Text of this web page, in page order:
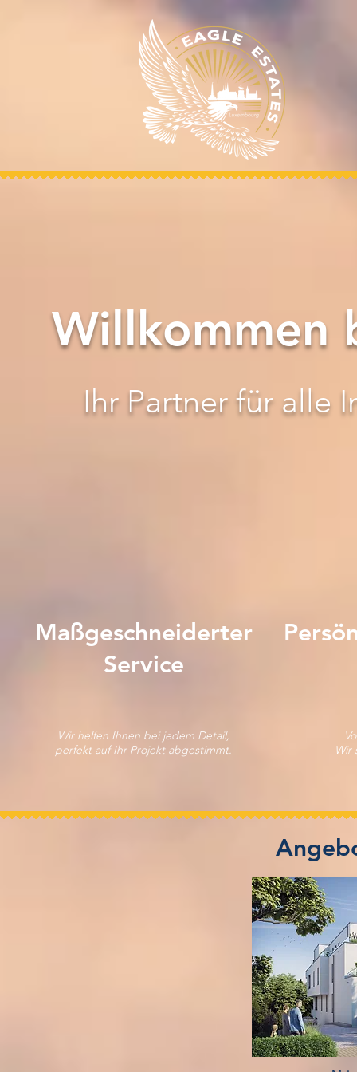
Willkommen
Ihr Partner für alle
Maßgeschneiderter
Service
Wir helfen Ihnen bei jedem Detail,
perfekt auf Ihr Projekt abgestimmt.
Wir